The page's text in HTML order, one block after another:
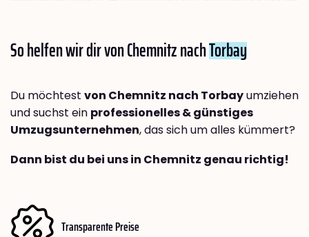
So helfen wir dir von Chemnitz nachTorbay
Du möchtest von Chemnitz nach Torbayumziehen
und suchst ein professionelles & günstiges
Umzugsunternehmen, das sich um alles kümmert?
Dann bist du bei uns in Chemnitz genau richtig!
Transparente Preise